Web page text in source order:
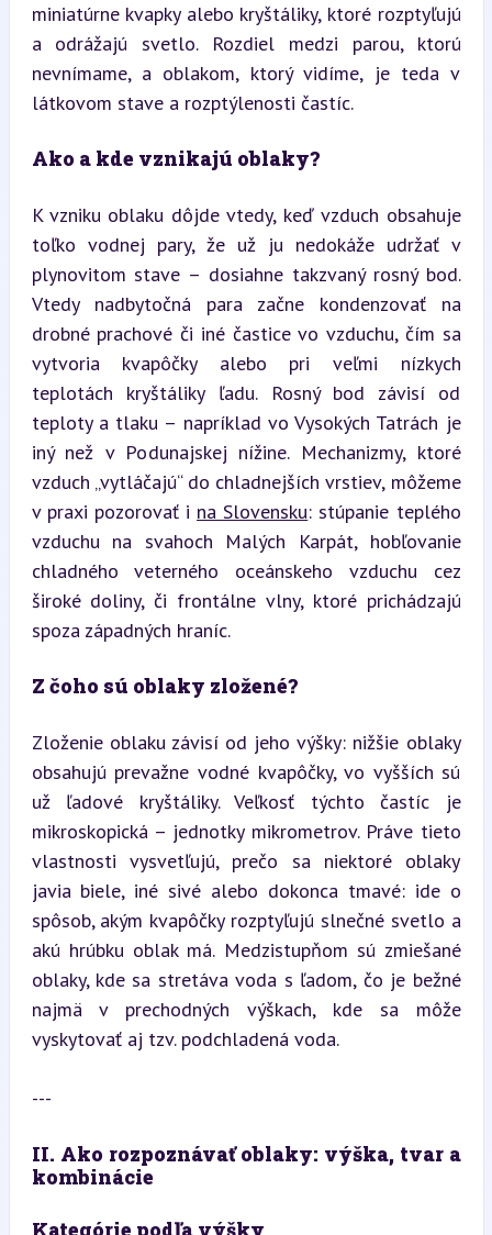
miniatúrne kvapky alebo kryštáliky, ktoré rozptyľujú
a odrážajú svetlo. Rozdiel medzi parou, ktorú
nevnímame, a oblakom, ktorý vidíme, je teda v
látkovom stave a rozptýlenosti častíc.
Ako a kde vznikajú oblaky?
K vzniku oblaku dôjde vtedy, keď vzduch obsahuje
toľko vodnej pary, že už ju nedokáže udržať v
plynovitom stave – dosiahne takzvaný rosný bod.
Vtedy nadbytočná para začne kondenzovať na
drobné prachové či iné častice vo vzduchu, čím sa
vytvoria kvapôčky alebo pri veľmi nízkych
teplotách kryštáliky ľadu. Rosný bod závisí od
teploty a tlaku – napríklad vo Vysokých Tatrách je
iný než v Podunajskej nížine. Mechanizmy, ktoré
vzduch „vytláčajú“ do chladnejších vrstiev, môžeme
v praxi pozorovať i na Slovensku: stúpanie teplého
vzduchu na svahoch Malých Karpát, hobľovanie
chladného veterného oceánskeho vzduchu cez
široké doliny, či frontálne vlny, ktoré prichádzajú
spoza západných hraníc.
Z čoho sú oblaky zložené?
Zloženie oblaku závisí od jeho výšky: nižšie oblaky
obsahujú prevažne vodné kvapôčky, vo vyšších sú
už ľadové kryštáliky. Veľkosť týchto častíc je
mikroskopická – jednotky mikrometrov. Práve tieto
vlastnosti vysvetľujú, prečo sa niektoré oblaky
javia biele, iné sivé alebo dokonca tmavé: ide o
spôsob, akým kvapôčky rozptyľujú slnečné svetlo a
akú hrúbku oblak má. Medzistupňom sú zmiešané
oblaky, kde sa stretáva voda s ľadom, čo je bežné
najmä v prechodných výškach, kde sa môže
vyskytovať aj tzv. podchladená voda.
---
II. Ako rozpoznávať oblaky: výška, tvar a
kombinácie
Kategórie podľa výšky